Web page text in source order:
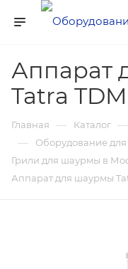
Аппарат
Tatra
Главная — Каталог —
— Оборудование
Грили для шаурмы в
Аппарат для шаурмы